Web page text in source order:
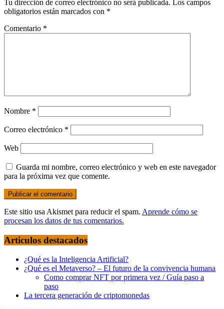
Tu dirección de correo electrónico no será publicada.
Los campos
obligatorios están marcados con *
Comentario *
Nombre *
Correo electrónico *
Web
Guarda mi nombre, correo electrónico y web en este navegador
para la próxima vez que comente.
Este sitio usa Akismet para reducir el spam. Aprende cómo se
procesan los datos de tus comentarios.
Articulos destacados
¿Qué es la Inteligencia Artificial?
¿Qué es el Metaverso? – El futuro de la convivencia humana
Como comprar NFT por primera vez / Guía paso a
paso
La tercera generación de criptomonedas